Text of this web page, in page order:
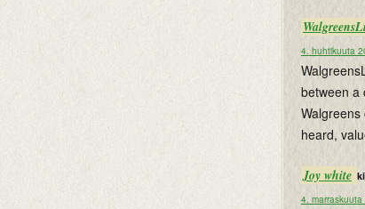
4. huhtikuuta
between a
heard,
Joy white
4.